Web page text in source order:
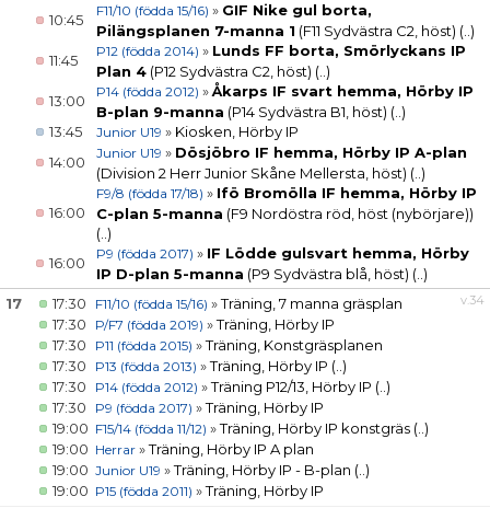
10:45
F11/10 (födda 15/16) » GIF Nike gul borta,
Pilängsplanen 7-manna 1 (F11 Sydvästra C2, höst) (..)
11:45
P12 (födda 2014) » Lunds FF borta, Smörlyckans IP
Plan 4 (P12 Sydvästra C2, höst) (..)
13:00
P14 (födda 2012) »Åkarps IF svart hemma, Hörby IP
B-plan 9-manna (P14 Sydvästra B1, höst) (..)
13:45
Junior U19 » Kiosken, Hörby IP
14:00
Junior U19 » Dösjöbro IF hemma, Hörby IP A-plan
(Division 2 Herr Junior Skåne Mellersta, höst) (..)
16:00
F9/8 (födda 17/18) » Ifö Bromölla IF hemma, Hörby IP
C-plan 5-manna (F9 Nordöstra röd, höst (nybörjare))
(..)
16:00
P9 (födda 2017) » IF Lödde gulsvart hemma, Hörby
IP D-plan 5-manna (P9 Sydvästra blå, höst) (..)
v.34
17 17:30 F11/10 (födda 15/16) »Träning, 7 manna gräsplan
17:30
P/F7 (födda 2019) »Träning, Hörby IP
17:30
P11 (födda 2015) »Träning, Konstgräsplanen
17:30
P13 (födda 2013) »Träning, Hörby IP (..)
17:30
P14 (födda 2012) »Träning P12/13, Hörby IP (..)
17:30
P9 (födda 2017) »Träning, Hörby IP
19:00 F15/14 (födda 11/12) »Träning, Hörby IP konstgräs (..)
19:00 Herrar »Träning, Hörby IP A plan
19:00 Junior U19 »Träning, Hörby IP - B-plan (..)
19:00 P15 (födda 2011) »Träning, Hörby IP